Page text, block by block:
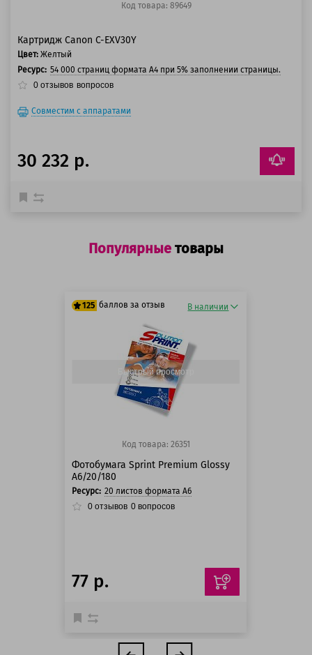
Код товара: 89649
Картридж Canon C-EXV30Y
Цвет: Желтый
Ресурс: 54 000 страниц формата А4 при 5% заполнении страницы.
0 отзывов вопросов
Совместим с аппаратами
30 232 р.
Популярные товары
125 баллов за отзыв
125 баллов
125 баллов
В наличии
Быстрый просмотр
Код товара: 26351
Фотобумага Sprint Premium Glossy
A6/20/180
Ресурс: 20 листов формата А6
0 отзывов 0 вопросов
77 р.